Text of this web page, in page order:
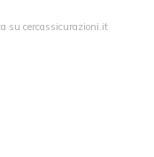
su cercassicurazioni.it